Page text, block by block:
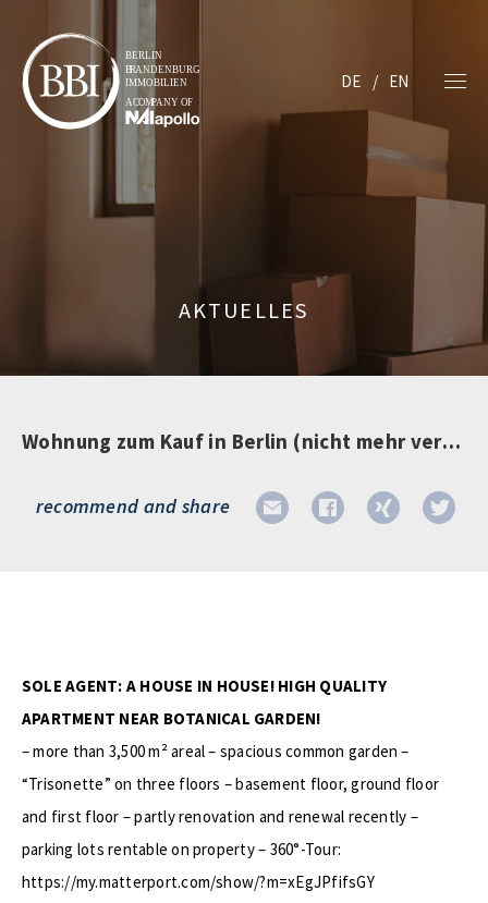
DE EN
AKTUELLES
Wohnung zum Kauf in Berlin (nicht mehr verfügbar)
recommend and share
SOLE AGENT: A HOUSE IN HOUSE! HIGH QUALITY
APARTMENT NEAR BOTANICAL GARDEN!
– more than 3,500 m² areal – spacious common garden –
“Trisonette” on three floors – basement floor, ground floor
and first floor – partly renovation and renewal recently –
parking lots rentable on property – 360°-Tour:
https://my.matterport.com/show/?m=xEgJPfifsGY